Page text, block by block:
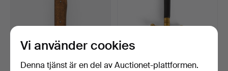
Vi använder cookies
Denna tjänst är en del av Auctionet-plattformen.